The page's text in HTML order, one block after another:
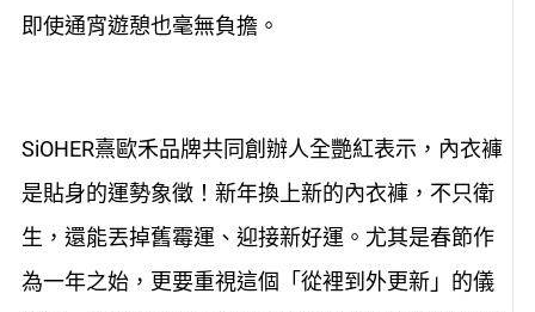
即使通宵遊憩也毫無負擔。
SiOHER熹歐禾品牌共同創辦人全艷紅表示，內衣褲
是貼身的運勢象徵！新年換上新的內衣褲，不只衛
生，還能丟掉舊霉運、迎接新好運。尤其是春節作
為一年之始，更要重視這個「從裡到外更新」的儀